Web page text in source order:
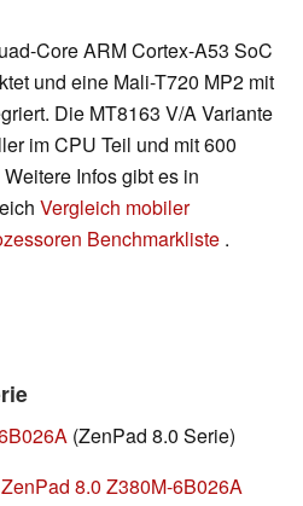
Core ARM Cortex-A53 SoC
und eine Mali-T720 MP2 mit
Die MT8163 V/A Variante
im CPU Teil und mit 600
Infos gibt es in
Vergleich mobiler
Benchmarkliste .
(ZenPad 8.0 Serie)
8.0 Z380M-6B026A